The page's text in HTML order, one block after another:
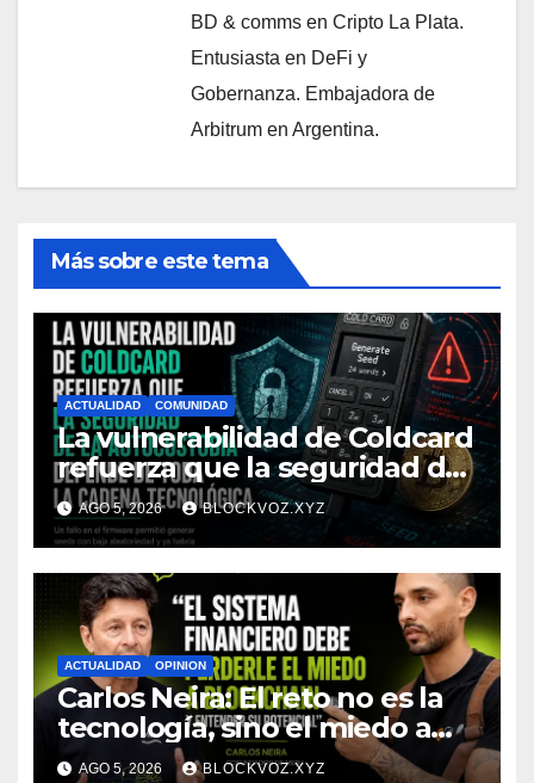
BD & comms en Cripto La Plata.
Entusiasta en DeFi y
Gobernanza. Embajadora de
Arbitrum en Argentina.
Más sobre este tema
ACTUALIDAD COMUNIDAD
La vulnerabilidad de Coldcard
refuerza que la seguridad de
la autocustodia depende de
toda la cadena tecnológica,
afirma CoinEx Research
AGO 5, 2026 BLOCKVOZ.XYZ
ACTUALIDAD OPINION
Carlos Neira: El reto no es la
tecnología, sino el miedo a
entenderla
AGO 5, 2026 BLOCKVOZ.XYZ